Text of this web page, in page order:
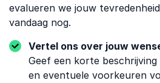
evalueren we jouw
vandaag nog.
Vertel ons over jouw
Geef een korte
en eventuele voorkeuren